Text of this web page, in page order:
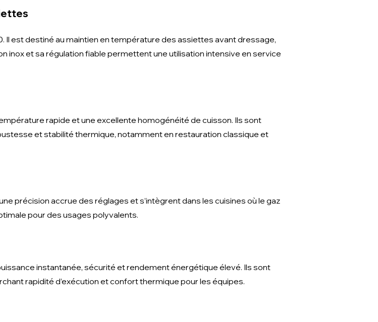
Il est destiné au maintien en température des assiettes avant dressage,
inox et sa régulation fiable permettent une utilisation intensive en service
rapide et une excellente homogénéité de cuisson. Ils sont
et stabilité thermique, notamment en restauration classique et
précision accrue des réglages et s’intègrent dans les cuisines où le gaz
pour des usages polyvalents.
instantanée, sécurité et rendement énergétique élevé. Ils sont
rapidité d’exécution et confort thermique pour les équipes.